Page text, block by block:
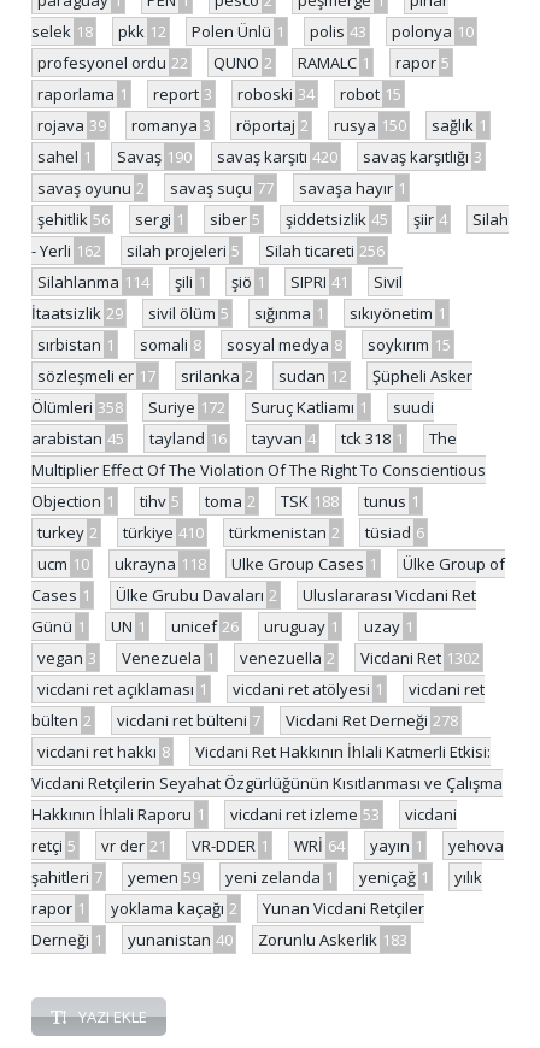
selek 18 pkk 12 Polen Ünlü 1 polis 43 polonya 10
profesyonel ordu 22 QUNO 2 RAMALC 1 rapor 5
raporlama 1 report 3 roboski 34 robot 15
rojava 39 romanya 3 röportaj 2 rusya 150 sağlık 1
sahel 1 Savaş 190 savaş karşıtı 420 savaş karşıtlığı 3
savaş oyunu 2 savaş suçu 77 savaşa hayır 1
şehitlik 56 sergi 1 siber 5 şiddetsizlik 45 şiir 4
Silah
- Yerli 162 silah projeleri 5 Silah ticareti 256
Silahlanma 114 şili 1 şiö 1 SIPRI 41
Sivil
İtaatsizlik 29 sivil ölüm 5 sığınma 1 sıkıyönetim 1
sırbistan 1 somali 8 sosyal medya 8 soykırım 15
sözleşmeli er 17 srilanka 2 sudan 12
Şüpheli Asker
Ölümleri 358 Suriye 172 Suruç Katliamı 1
suudi
arabistan 45 tayland 16 tayvan 4 tck 318 1
The
Multiplier Effect Of The Violation Of The Right To Conscientious
Objection 1 tihv 5 toma 2 TSK 188 tunus 1
turkey 2 türkiye 410 türkmenistan 2 tüsiad 6
ucm 10 ukrayna 118 Ulke Group Cases 1
Ülke Group of
Cases 1 Ülke Grubu Davaları 2
Uluslararası Vicdani Ret
Günü 1 UN 1 unicef 26 uruguay 1 uzay 1
vegan 3 Venezuela 1 venezuella 2 Vicdani Ret 1302
vicdani ret açıklaması 1 vicdani ret atölyesi 1
vicdani ret
bülten 2 vicdani ret bülteni 7 Vicdani Ret Derneği 278
vicdani ret hakkı 8
Vicdani Ret Hakkının İhlali Katmerli Etkisi:
Vicdani Retçilerin Seyahat Özgürlüğünün Kısıtlanması ve Çalışma
Hakkının İhlali Raporu 1 vicdani ret izleme 53
vicdani
retçi 5 vr der 21 VR-DDER 1 WRİ 64 yayın 1
yehova
şahitleri 7 yemen 59 yeni zelanda 1 yeniçağ 1
yılık
rapor 1 yoklama kaçağı 2
Yunan Vicdani Retçiler
Derneği 1 yunanistan 40 Zorunlu Askerlik 183
YAZI EKLE